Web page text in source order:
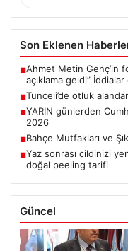
Son Eklenen
■Ahmet Metin Genç’in
açıklama geldi” İddialar
■Tunceli’de otluk
■YARIN günlerden
2026
■Bahçe Mutfakları ve
■Yaz sonrası cildinizi
doğal peeling tarifi
Güncel